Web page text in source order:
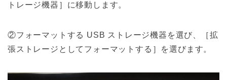
トレージ機器］に移動します。
②フォーマットする USB ストレージ機器を選び、［拡
張ストレージとしてフォーマットする］を選びます。